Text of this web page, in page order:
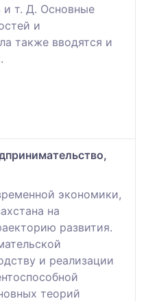
и т. Д. Основные
и
также вводятся и
экономики,
на
развития.
и реализации
теорий